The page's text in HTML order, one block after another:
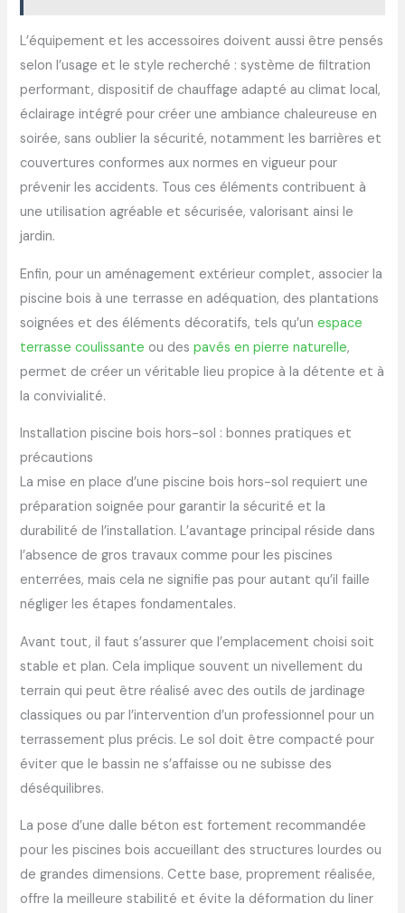
L’équipement et les accessoires doivent aussi être pensés
selon l’usage et le style recherché : système de filtration
performant, dispositif de chauffage adapté au climat local,
éclairage intégré pour créer une ambiance chaleureuse en
soirée, sans oublier la sécurité, notamment les barrières et
couvertures conformes aux normes en vigueur pour
prévenir les accidents. Tous ces éléments contribuent à
une utilisation agréable et sécurisée, valorisant ainsi le
jardin.
Enfin, pour un aménagement extérieur complet, associer la
piscine bois à une terrasse en adéquation, des plantations
soignées et des éléments décoratifs, tels qu’unespace
terrasse coulissante ou despavés en pierre naturelle,
permet de créer un véritable lieu propice à la détente et à
la convivialité.
Installation piscine bois hors-sol : bonnes pratiques et
précautions
La mise en place d’une piscine bois hors-sol requiert une
préparation soignée pour garantir la sécurité et la
durabilité de l’installation. L’avantage principal réside dans
l’absence de gros travaux comme pour les piscines
enterrées, mais cela ne signifie pas pour autant qu’il faille
négliger les étapes fondamentales.
Avant tout, il faut s’assurer que l’emplacement choisi soit
stable et plan. Cela implique souvent un nivellement du
terrain qui peut être réalisé avec des outils de jardinage
classiques ou par l’intervention d’un professionnel pour un
terrassement plus précis. Le sol doit être compacté pour
éviter que le bassin ne s’affaisse ou ne subisse des
déséquilibres.
La pose d’une dalle béton est fortement recommandée
pour les piscines bois accueillant des structures lourdes ou
de grandes dimensions. Cette base, proprement réalisée,
offre la meilleure stabilité et évite la déformation du liner